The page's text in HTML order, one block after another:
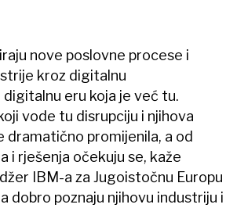
nove poslovne procese i
kroz digitalnu
eru koja je već tu.
vode tu disrupciju i njihova
dramatično promijenila, a od
i rješenja očekuju se, kaže
IBM-a za Jugoistočnu Europu
dobro poznaju njihovu industriju i